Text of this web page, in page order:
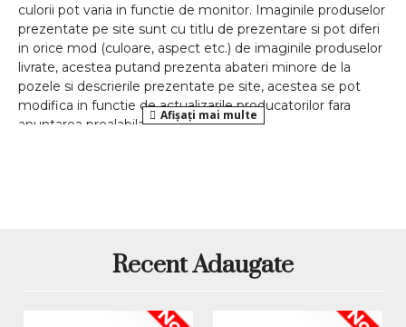
culorii pot varia in functie de monitor. Imaginile produselor
prezentate pe site sunt cu titlu de prezentare si pot diferi
in orice mod (culoare, aspect etc.) de imaginile produselor
livrate, acestea putand prezenta abateri minore de la
pozele si descrierile prezentate pe site, acestea se pot
modifica in functie de actualizarile producatorilor fara
anuntarea prealabila a utilizatorilor.
Recent Adaugate